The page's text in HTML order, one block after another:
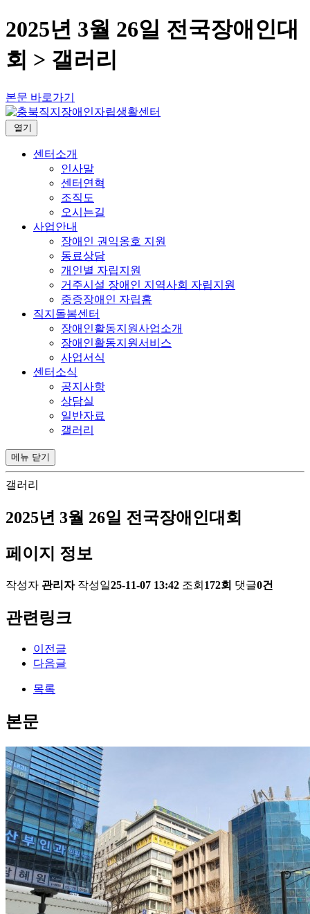
2025년 3월 26일 전국장애인대
회 > 갤러리
본문 바로가기
열기
센터소개
인사말
센터연혁
조직도
오시는길
사업안내
장애인 권익옹호 지원
동료상담
개인별 자립지원
거주시설 장애인 지역사회 자립지원
중증장애인 자립홈
직지돌봄센터
장애인활동지원사업소개
장애인활동지원서비스
사업서식
센터소식
공지사항
상담실
일반자료
갤러리
메뉴 닫기
갤러리
2025년 3월 26일 전국장애인대회
페이지 정보
작성자 관리자 작성일25-11-07 13:42 조회 172회 댓글0건
관련링크
이전글
다음글
목록
본문